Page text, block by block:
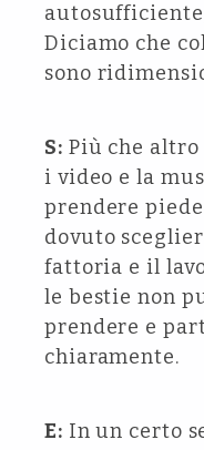
Diciamo che
sono
S: Più che altro
i video e la
prendere
dovuto
fattoria e il
le bestie non
prendere e
chiaramente.
E: In un certo